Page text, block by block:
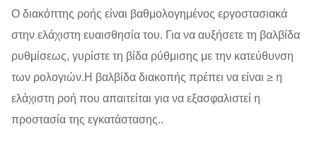
Ο διακόπτης ροής είναι βαθμολογημένος εργοστασιακά
στην ελάχιστη ευαισθησία του. Για να αυξήσετε τη βαλβίδα
ρυθμίσεως, γυρίστε τη βίδα ρύθμισης με την κατεύθυνση
των ρολογιών.Η βαλβίδα διακοπής πρέπει να είναι ≥ η
ελάχιστη ροή που απαιτείται για να εξασφαλιστεί η
προστασία της εγκατάστασης..